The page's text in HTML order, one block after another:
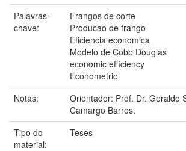
Palavras-
chave:
Frangos de corte
Producao de frango
Eficiencia economica
Modelo de Cobb Douglas
economic efficiency
Econometric
Notas:
Orientador: Prof. Dr. Geraldo
Camargo Barros.
Tipo do
material:
Teses